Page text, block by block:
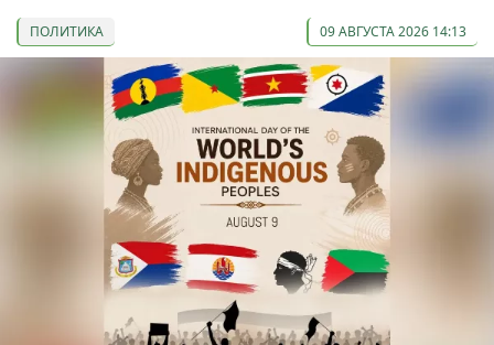
ПОЛИТИКА 09 АВГУСТА 2026 14:13